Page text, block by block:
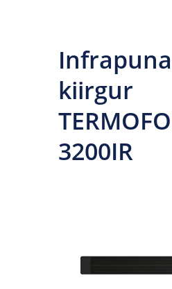
Infrapuna
kiirgur
3200IR